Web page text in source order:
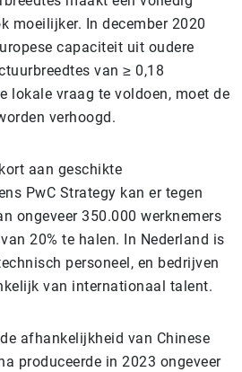
moeilijker. In december 2020
capaciteit uit oudere
van ≥ 0,18
lokale vraag te voldoen, moet de
verhoogd.
aan geschikte
PwC Strategy kan er tegen
ongeveer 350.000 werknemers
20% te halen. In Nederland is
personeel, en bedrijven
van internationaal talent.
afhankelijkheid van Chinese
produceerde in 2023 ongeveer